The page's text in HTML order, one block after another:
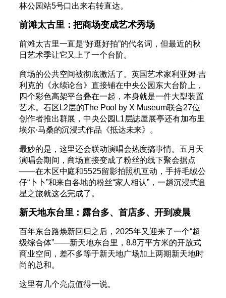
林公园站5号口出来右转直达。
前滩太古里：把商场变成艺术秀场
前滩太古里一直是“好逛好拍”的代名词，但最近的秋
日艺术季让它又上了一个台阶。
商场的公共空间被彻底激活了。英国艺术家利亚姆·吉
利克的《永续论台》直接铺在中央公园东大台阶上，
四个彩色高架平台叠在一起，本身就是一件大型装置
艺术。石区L2层的The Pool by X Museum联合27位
创作者推出群展，中央公园L1层誌屋展亭还有加布里
埃尔·马桑的沉浸式作品《抵达未来》。
最妙的是，这里还会联动演唱会热度搞事情。五月天
演唱会期间，商场直接变成了粉丝的线下聚会据点
——在木区中庭和5525留影拍照机互动，手持毛绒公
仔“卜卜”和来自各地的粉丝“家人相认”，一趟沉浸式追
星之旅就这么完成了。
新天地东台里：露台多、首店多、开到凌晨
百年东台路焕新回归之后，2025年又迎来了一个“超
级综合体”——新天地东台里，8.8万平方米的开放式
商业空间，差不多等于新天地广场加上两期新天地时
尚的总和。
这里有几个亮点值得一说。